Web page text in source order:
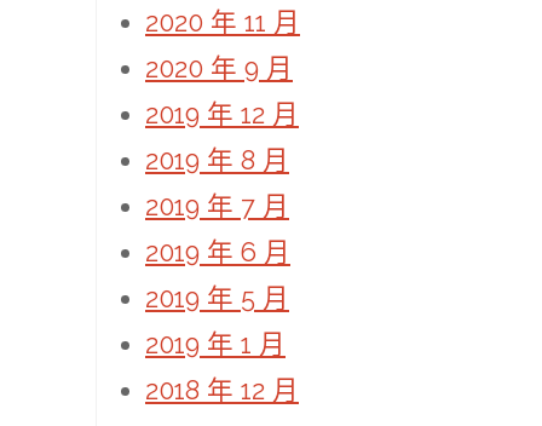
2020 年 11 月
2020 年 9 月
2019 年 12 月
2019 年 8 月
2019 年 7 月
2019 年 6 月
2019 年 5 月
2019 年 1 月
2018 年 12 月